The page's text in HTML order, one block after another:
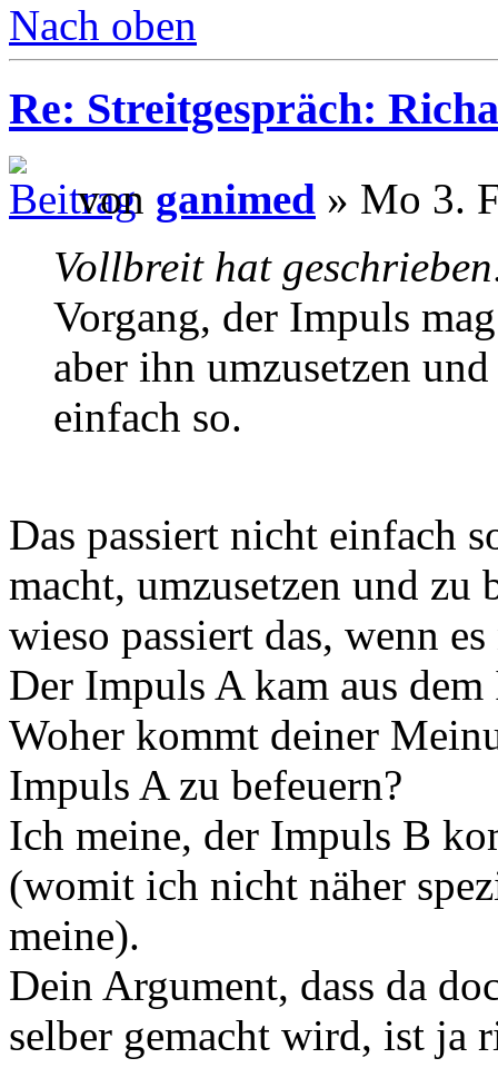
Nach oben
Re: Streitgespräch:
von ganimed » Mo 3.
Vollbreit hat
Vorgang, der Impuls
aber ihn umzusetzen
einfach so.
Das passiert nicht einfach
macht, umzusetzen und zu
wieso passiert das, wenn
Der Impuls A kam aus
Woher kommt deiner
Impuls A zu befeuern?
Ich meine, der Impuls B
(womit ich nicht näher
meine).
Dein Argument, dass da
selber gemacht wird, ist